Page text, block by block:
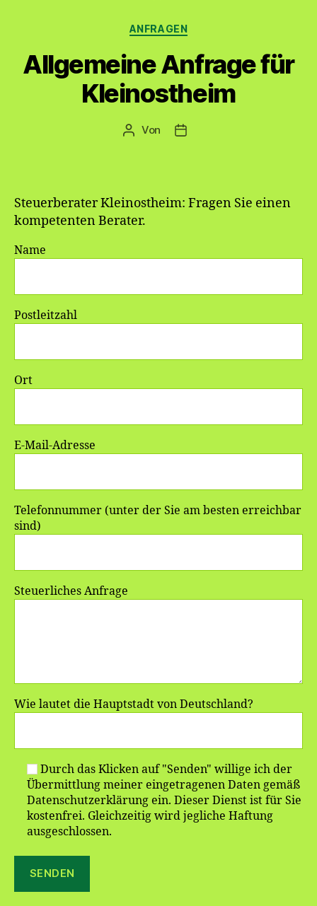
Kategorien
ANFRAGEN
Allgemeine Anfrage für
Kleinostheim
Beitragsautor
Von Veröffentlichungsdatum
Steuerberater Kleinostheim: Fragen Sie einen
kompetenten Berater.
Name
Postleitzahl
Ort
E-Mail-Adresse
Telefonnummer (unter der Sie am besten erreichbar
sind)
Steuerliches Anfrage
Wie lautet die Hauptstadt von Deutschland?
Durch das Klicken auf "Senden" willige ich der
Übermittlung meiner eingetragenen Daten gemäß
Datenschutzerklärung ein. Dieser Dienst ist für Sie
kostenfrei. Gleichzeitig wird jegliche Haftung
ausgeschlossen.